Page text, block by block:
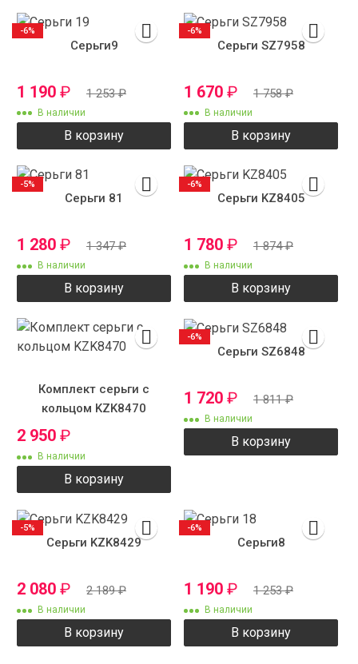
Серьги9
1 190 ₽ 1 253₽
В наличии
В корзину
-6%
Серьги SZ7958
1 670 ₽ 1 758₽
В наличии
В корзину
-6%
Серьги 81
1 280 ₽ 1 347₽
В наличии
В корзину
-5%
Серьги KZ8405
1 780 ₽ 1 874₽
В наличии
В корзину
-6%
Комплект серьги с
кольцом KZK8470
2 950 ₽
В наличии
В корзину
Серьги SZ6848
1 720 ₽ 1 811₽
В наличии
В корзину
-6%
Серьги KZK8429
2 080 ₽ 2 189₽
В наличии
В корзину
-5%
Серьги8
1 190 ₽ 1 253₽
В наличии
В корзину
-6%